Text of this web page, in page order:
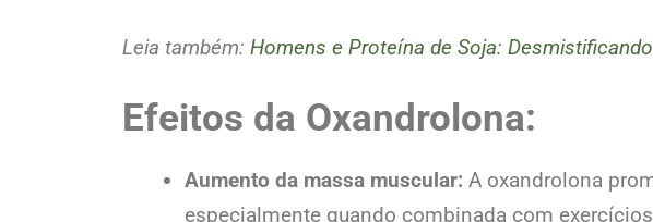
Leia também: Homens e Proteína de Soja:
Efeitos da Oxandrolona:
Aumento da massa muscular: A oxandrolona
especialmente quando combinada com